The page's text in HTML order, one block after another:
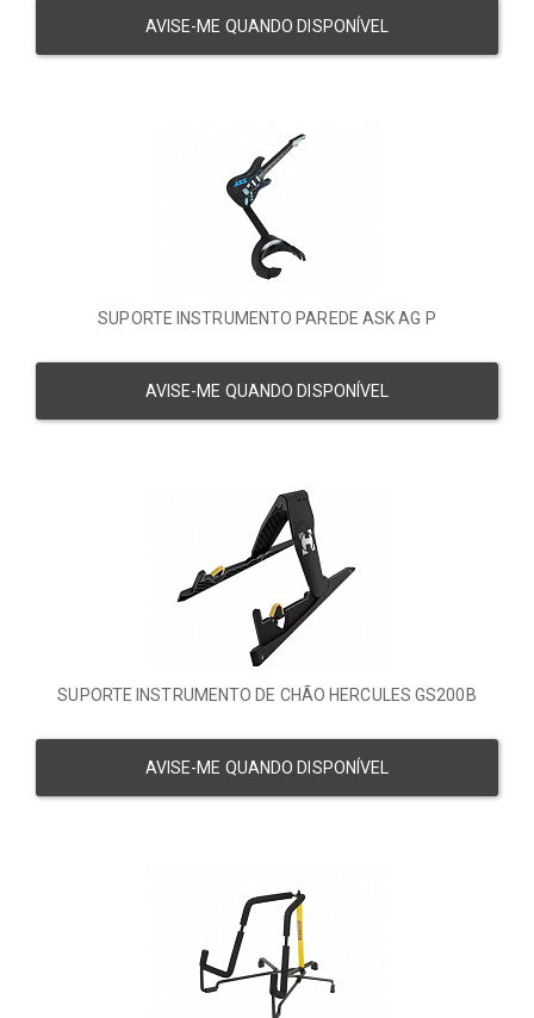
AVISE-ME QUANDO DISPONÍVEL
SUPORTE INSTRUMENTO PAREDE ASK AG P
AVISE-ME QUANDO DISPONÍVEL
SUPORTE INSTRUMENTO DE CHÃO HERCULES GS200B
AVISE-ME QUANDO DISPONÍVEL